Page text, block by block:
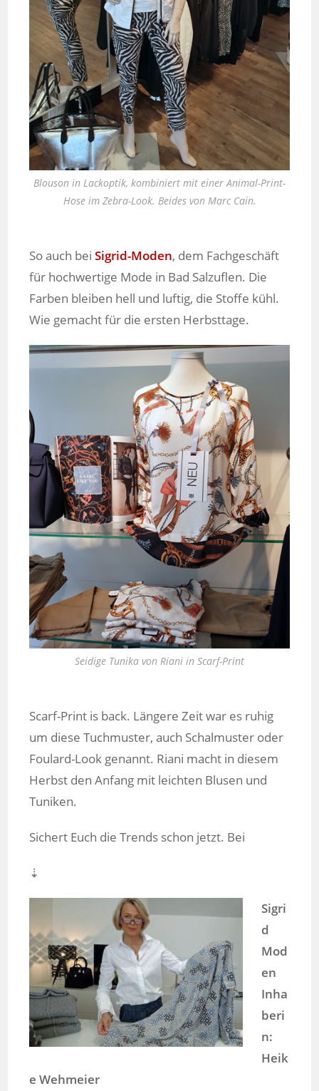
Blouson in Lackoptik, kombiniert mit einer Animal-Print-
Hose im Zebra-Look. Beides von Marc Cain.
So auch beiSigrid-Moden, dem Fachgeschäft
für hochwertige Mode in Bad Salzuflen. Die
Farben bleiben hell und luftig, die Stoffe kühl.
Wie gemacht für die ersten Herbsttage.
Seidige Tunika von Riani in Scarf-Print
Scarf-Print is back. Längere Zeit war es ruhig
um diese Tuchmuster, auch Schalmuster oder
Foulard-Look genannt. Riani macht in diesem
Herbst den Anfang mit leichten Blusen und
Tuniken.
Sichert Euch die Trends schon jetzt. Bei
⇣
Sigri
d
Mod
en
Inha
beri
n:
Heik
e Wehmeier